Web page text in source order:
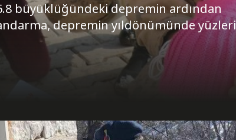
büyüklüğündeki depremin ardından
depremin yıldönümünde yüzleri